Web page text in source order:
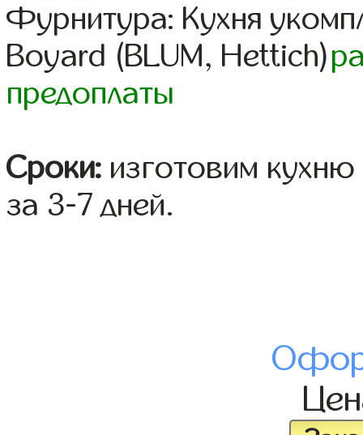
Фурнитура: Кухня
Boyard (BLUM, Hettich)
предоплаты
Сроки: изготовим
за 3-7 дней.